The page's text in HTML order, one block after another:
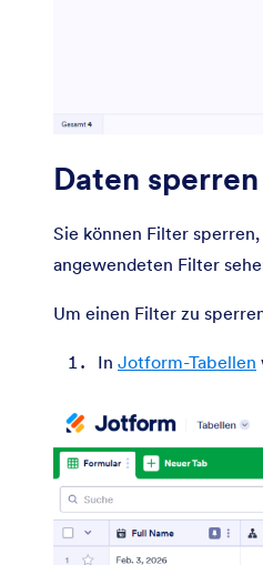
Daten sperren
Sie können Filter
angewendeten Filter
Um einen Filter zu
In Jotform-Tabellen